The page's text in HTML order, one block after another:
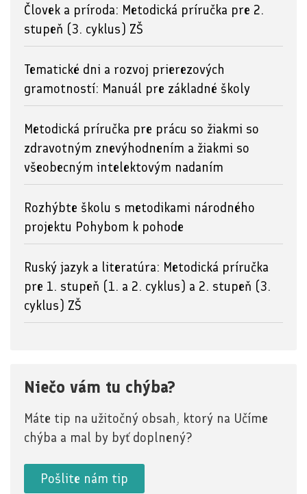
Človek a príroda: Metodická príručka pre 2.
stupeň (3. cyklus) ZŠ
Tematické dni a rozvoj prierezových
gramotností: Manuál pre základné školy
Metodická príručka pre prácu so žiakmi so
zdravotným znevýhodnením a žiakmi so
všeobecným intelektovým nadaním
Rozhýbte školu s metodikami národného
projektu Pohybom k pohode
Ruský jazyk a literatúra: Metodická príručka
pre 1. stupeň (1. a 2. cyklus) a 2. stupeň (3.
cyklus) ZŠ
Niečo vám tu chýba?
Máte tip na užitočný obsah, ktorý na Učíme
chýba a mal by byť doplnený?
Pošlite nám tip